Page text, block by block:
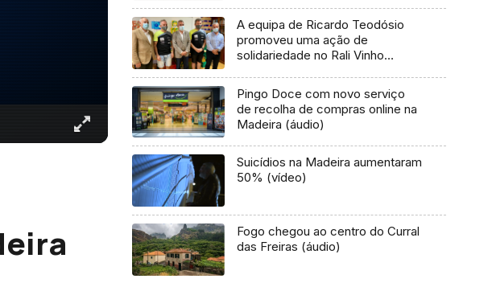
A equipa de Ricardo Teodósio
promoveu uma ação de
solidariedade no Rali Vinho
Pingo Doce com novo serviço
de recolha de compras online na
Madeira (áudio)
Suicídios na Madeira aumentaram
50% (vídeo)
Fogo chegou ao centro do Curral
das Freiras (áudio)